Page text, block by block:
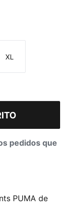
Talla
XL
pedidos que
PUMA de
de